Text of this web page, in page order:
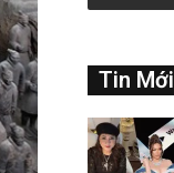
Tin